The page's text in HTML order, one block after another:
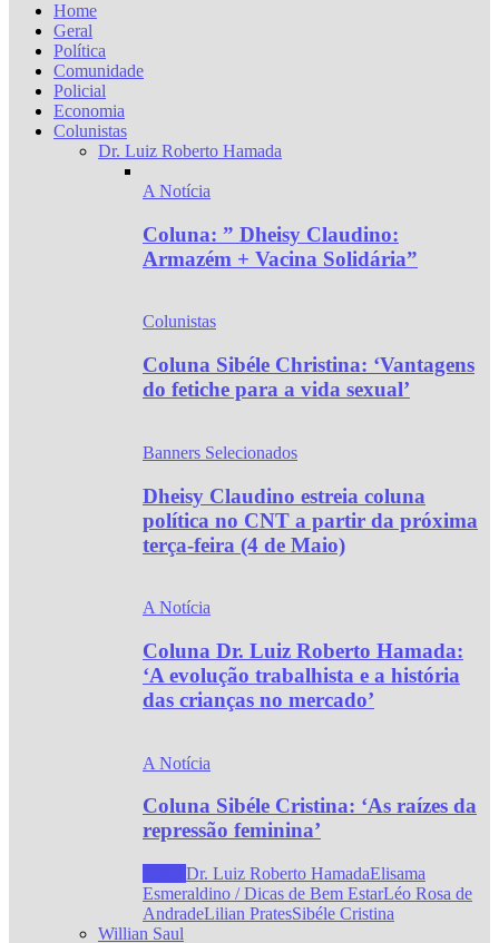
Home
Geral
Política
Comunidade
Policial
Economia
Colunistas
Dr. Luiz Roberto Hamada
A Notícia
Coluna: ” Dheisy Claudino:
Armazém + Vacina Solidária”
Colunistas
Coluna Sibéle Christina: ‘Vantagens
do fetiche para a vida sexual’
Banners Selecionados
Dheisy Claudino estreia coluna
política no CNT a partir da próxima
terça-feira (4 de Maio)
A Notícia
Coluna Dr. Luiz Roberto Hamada:
‘A evolução trabalhista e a história
das crianças no mercado’
A Notícia
Coluna Sibéle Cristina: ‘As raízes da
repressão feminina’
Dr. Luiz Roberto HamadaElisama
Esmeraldino / Dicas de Bem EstarLéo Rosa de
AndradeLilian PratesSibéle Cristina
Willian Saul